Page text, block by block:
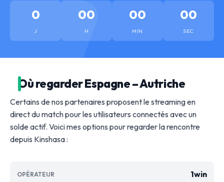
0
J
00
H
00
MIN
00
SEC
Où regarder Espagne – Autriche
Certains de nos partenaires proposent le streaming en
direct du match pour les utilisateurs connectés avec un
solde actif. Voici mes options pour regarder la rencontre
depuis Kinshasa :
1win